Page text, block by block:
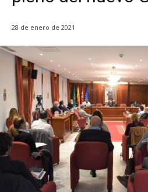
28 de enero de 2021